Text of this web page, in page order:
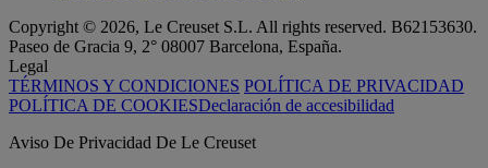
Copyright © 2026, Le Creuset S.L. All rights reserved. B62153630.
Paseo de Gracia 9, 2° 08007 Barcelona, España.
Legal
TÉRMINOS Y CONDICIONES POLÍTICA DE PRIVACIDAD
POLÍTICA DE COOKIESDeclaración de accesibilidad
Aviso De Privacidad De Le Creuset